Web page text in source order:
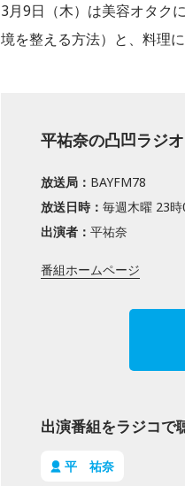
3月9日（木）は美容オタク
境を整える方法）と、料理
平祐奈の凸凹ラジオ
放送局： BAYFM78
放送日時： 毎週木曜 23
出演者： 平祐奈
番組ホームページ
出演番組をラジコで
平 祐奈